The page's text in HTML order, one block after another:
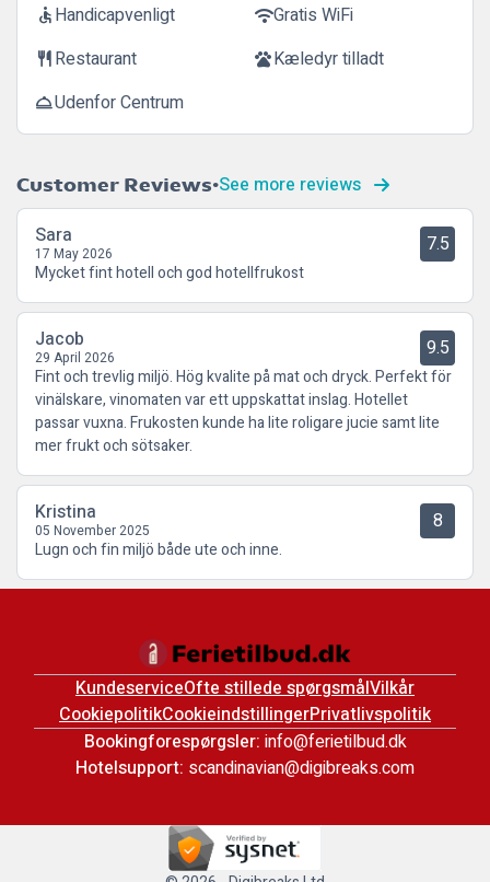
accessibleHandicapvenligt wifiGratis WiFi
restaurantRestaurant petsKæledyr tilladt
room_serviceUdenfor Centrum
Customer Reviews See more reviews
Sara
17 May 2026 7.5
Mycket fint hotell och god hotellfrukost
Jacob
29 April 2026 9.5
Fint och trevlig miljö. Hög kvalite på mat och dryck. Perfekt för
vinälskare, vinomaten var ett uppskattat inslag. Hotellet
passar vuxna. Frukosten kunde ha lite roligare jucie samt lite
mer frukt och sötsaker.
Kristina
05 November 2025 8
Lugn och fin miljö både ute och inne.
KundeserviceOfte stillede spørgsmålVilkår
CookiepolitikCookieindstillingerPrivatlivspolitik
Bookingforespørgsler: info@ferietilbud.dk
Hotelsupport: scandinavian@digibreaks.com